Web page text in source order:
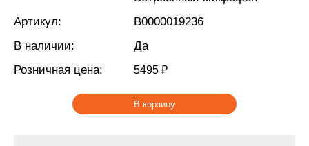
Артикул:
В0000019236
В наличии:
Да
Розничная цена:
5495 ₽
В корзину